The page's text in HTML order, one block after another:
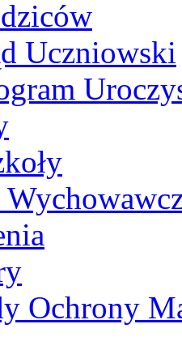
Uczniowski
Ochrony